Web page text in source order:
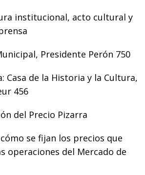
institucional, acto cultural y
Presidente Perón 750
Casa de la Historia y la Cultura,
456
del Precio Pizarra
se fijan los precios que
operaciones del Mercado de